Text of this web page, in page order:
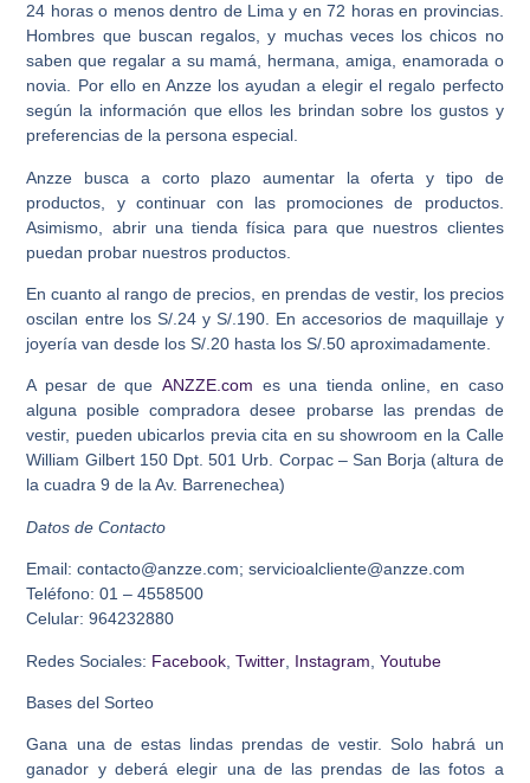
24 horas o menos dentro de Lima y en 72 horas en provincias.
Hombres que buscan regalos, y muchas veces los chicos no
saben que regalar a su mamá, hermana, amiga, enamorada o
novia. Por ello en Anzze los ayudan a elegir el regalo perfecto
según la información que ellos les brindan sobre los gustos y
preferencias de la persona especial.
Anzze busca a corto plazo aumentar la oferta y tipo de
productos, y continuar con las promociones de productos.
Asimismo, abrir una tienda física para que nuestros clientes
puedan probar nuestros productos.
En cuanto al rango de precios, en prendas de vestir, los precios
oscilan entre los S/.24 y S/.190. En accesorios de maquillaje y
joyería van desde los S/.20 hasta los S/.50 aproximadamente.
A pesar de que ANZZE.com es una tienda online, en caso
alguna posible compradora desee probarse las prendas de
vestir, pueden ubicarlos previa cita en su showroom en la Calle
William Gilbert 150 Dpt. 501 Urb. Corpac – San Borja (altura de
la cuadra 9 de la Av. Barrenechea)
Datos de Contacto
Email: contacto@anzze.com; servicioalcliente@anzze.com
Teléfono: 01 – 4558500
Celular: 964232880
Redes Sociales: Facebook ,Twitter Instagram ,Youtube
Bases del Sorteo
Gana una de estas lindas prendas de vestir. Solo habrá un
ganador y deberá elegir una de las prendas de las fotos a